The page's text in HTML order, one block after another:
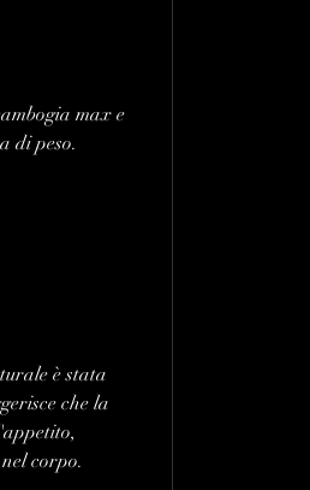
max e
di peso.
è stata
che la
corpo.